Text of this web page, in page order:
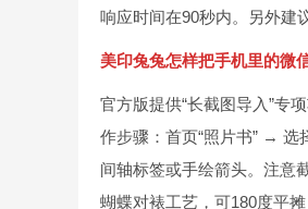
响应时间在90秒内。另外建
美印兔兔怎样把手机里的微
官方版提供“长截图导入”专
作步骤：首页“照片书” →
间轴标签或手绘箭头。注意
蝴蝶对裱工艺，可180度平